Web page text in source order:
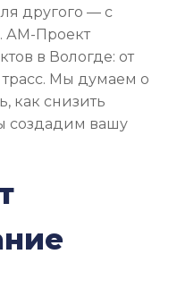
другого — с
АМ-Проект
в Вологде: от
Мы думаем о
как снизить
создадим вашу